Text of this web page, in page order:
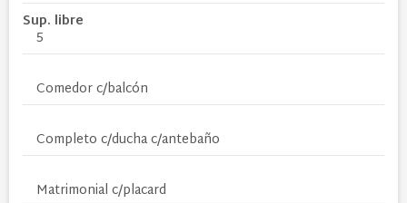
Sup. libre
5
Comedor c/balcón
Completo c/ducha c/antebaño
Matrimonial c/placard